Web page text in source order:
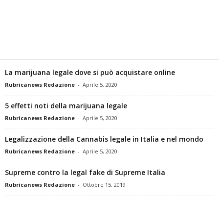
La marijuana legale dove si può acquistare online
Rubricanews Redazione - Aprile 5, 2020
5 effetti noti della marijuana legale
Rubricanews Redazione - Aprile 5, 2020
Legalizzazione della Cannabis legale in Italia e nel mondo
Rubricanews Redazione - Aprile 5, 2020
Supreme contro la legal fake di Supreme Italia
Rubricanews Redazione - Ottobre 15, 2019